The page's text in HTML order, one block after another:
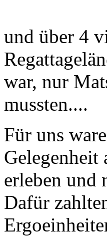
und über 4
war, nur
mussten....
Für uns
erleben und
Dafür